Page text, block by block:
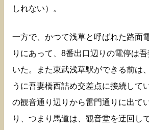
しれない）。
一方で、かつて浅草と呼ばれた路面
りにあって、8番出口辺りの電停は
いた。また東武浅草駅ができる前は
うに吾妻橋西詰め交差点に接続して
の観音通り辺りから雷門通りに出て
り、つまり馬道は、観音堂を迂回し